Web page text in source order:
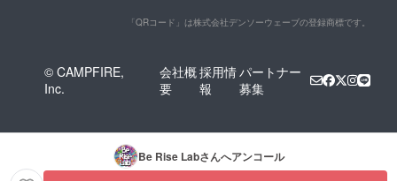
「QRコード」は株式会社デンソーウェーブの登録商標です。
© CAMPFIRE,
Inc.
会社概
要
採用情
報
パートナー
募集
Be Rise Labさんへアンコール